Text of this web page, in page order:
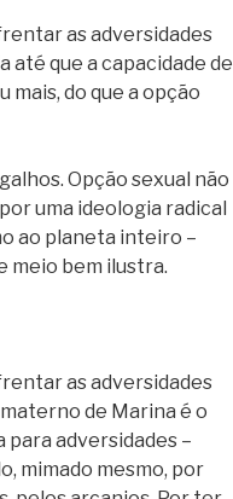
as adversidades
até que a capacidade de
do que a opção
Opção sexual não
uma ideologia radical
ao planeta inteiro –
meio bem ilustra.
as adversidades
de Marina é o
adversidades –
mimado mesmo, por